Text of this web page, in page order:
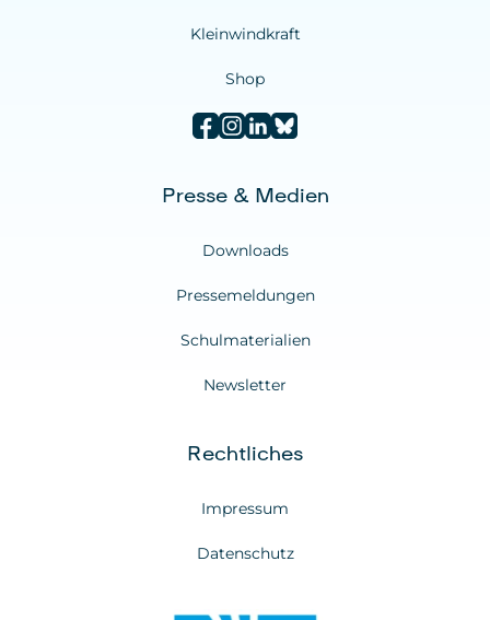
Kleinwindkraft
Shop
Presse & Medien
Downloads
Pressemeldungen
Schulmaterialien
Newsletter
Rechtliches
Impressum
Datenschutz